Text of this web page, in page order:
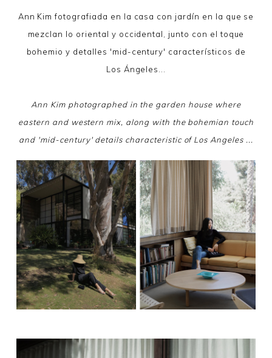
Ann Kim fotografiada en la casa con jardín en la que se
mezclan lo oriental y occidental, junto con el toque
bohemio y detalles 'mid-century' característicos de
Los Ángeles...
Ann Kim photographed in the garden house where
eastern and western mix, along with the bohemian touch
and 'mid-century' details characteristic of Los Angeles ...